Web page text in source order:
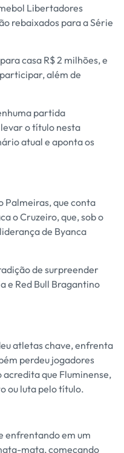
Libertadores
rebaixados para a Série
casa R$ 2 milhões, e
além de
partida
o título nesta
atual e aponta os
Palmeiras, que conta
o Cruzeiro, que, sob o
de Byanca
de surpreender
e Red Bull Bragantino
atletas chave, enfrenta
perdeu jogadores
que Fluminense,
ou luta pelo título.
enfrentando em um
mata, começando